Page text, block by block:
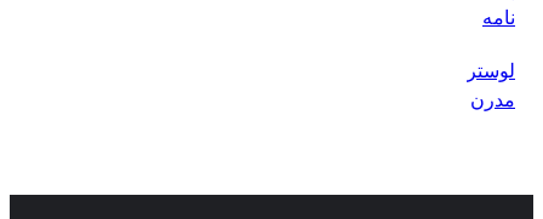
نامه
لوستر
مدرن